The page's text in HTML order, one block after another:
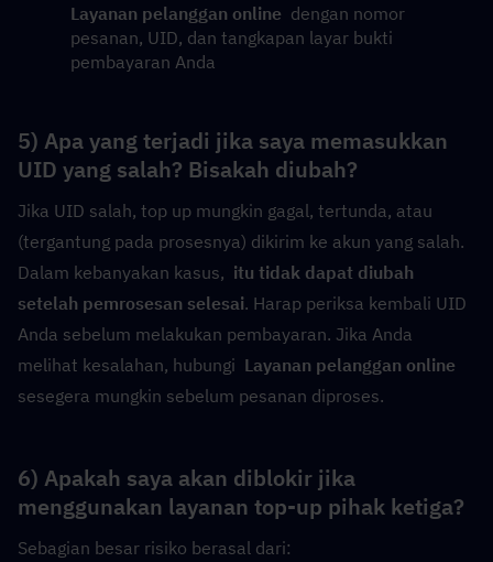
Layanan pelanggan online
  dengan nomor
pesanan, UID, dan tangkapan layar bukti
pembayaran Anda
5) Apa yang terjadi jika saya memasukkan
UID yang salah? Bisakah diubah?
Jika UID salah, top up mungkin gagal, tertunda, atau
(tergantung pada prosesnya) dikirim ke akun yang salah.
Dalam kebanyakan kasus, itu tidak dapat diubah
setelah pemrosesan selesai. Harap periksa kembali UID
Anda sebelum melakukan pembayaran. Jika Anda
melihat kesalahan, hubungi Layanan pelanggan online
sesegera mungkin sebelum pesanan diproses.
6) Apakah saya akan diblokir jika
menggunakan layanan top-up pihak ketiga?
Sebagian besar risiko berasal dari: